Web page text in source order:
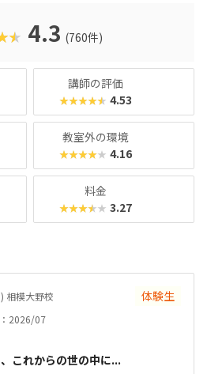
4.3 (760件)
講師の評価
★★★★★ 4.53
教室外の環境
★★★★★ 4.16
料金
★★★★★ 3.27
相模大野校 体験生
2026/07
これからの世の中に...